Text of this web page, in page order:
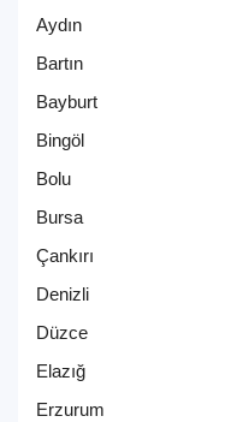
Aydın
Bartın
Bayburt
Bingöl
Bolu
Bursa
Çankırı
Denizli
Düzce
Elazığ
Erzurum